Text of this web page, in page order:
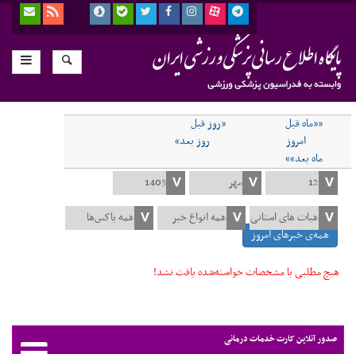
««ماه قبل
«روز قبل
امروز
روز بعد»
ماه بعد»»
همه‌ی خبرهای امروز
هیچ مطلبی با مشخصات خواسته‌شده یافت نشد!
صدور آنلاین کارت خدمات درمانی